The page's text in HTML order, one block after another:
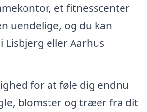
et fitnesscenter
uendelige, og du kan
Lisbjerg eller Aarhus
for at føle dig endnu
blomster og træer fra dit